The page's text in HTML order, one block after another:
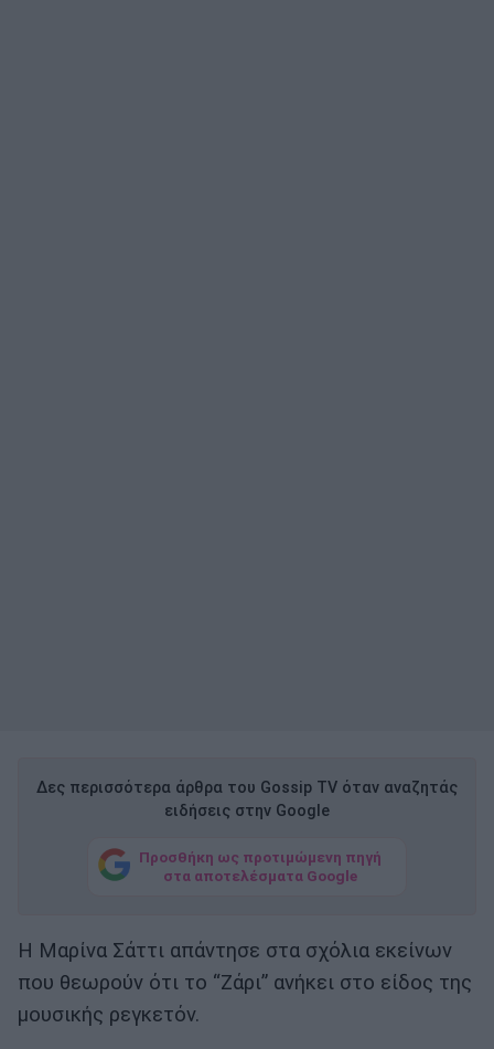
Δες περισσότερα άρθρα του Gossip TV όταν αναζητάς
ειδήσεις στην Google
Προσθήκη ως προτιμώμενη πηγή
στα αποτελέσματα Google
Η Μαρίνα Σάττι απάντησε στα σχόλια εκείνων
που θεωρούν ότι το “Ζάρι” ανήκει στο είδος της
μουσικής ρεγκετόν.